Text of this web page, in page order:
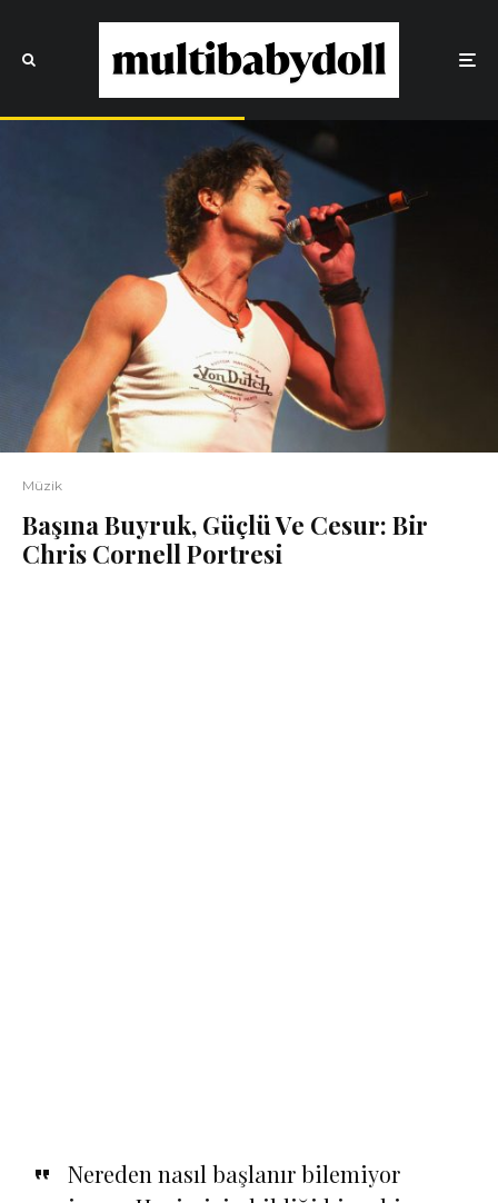
Müzik
Başına Buyruk, Güçlü Ve Cesur: Bir
Chris Cornell Portresi
Nereden nasıl başlanır bilemiyor